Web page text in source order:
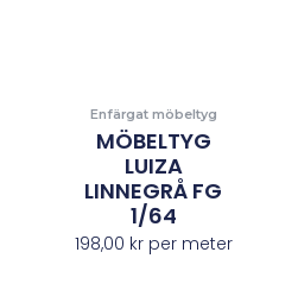
Enfärgat möbeltyg
MÖBELTYG
LUIZA
LINNEGRÅ FG
1/64
198,00 krper meter